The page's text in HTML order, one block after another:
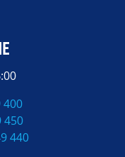
400
450
440